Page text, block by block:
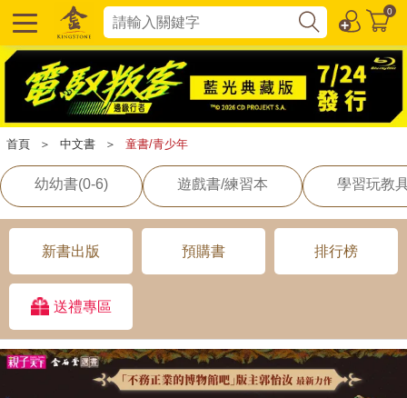
0
首頁 ＞ 中文書 ＞ 童書/青少年
幼幼書(0-6) 遊戲書/練習本 學習玩教
新書出版 預購書 排行榜
送禮專區